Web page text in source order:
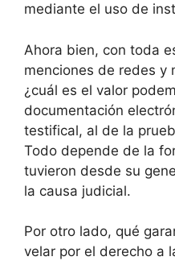
mediante el uso de
Ahora bien, con toda
menciones de redes y
¿cuál es el valor
documentación
testifical, al de la
Todo depende de la
tuvieron desde su
la causa judicial.
Por otro lado, qué
velar por el derecho a